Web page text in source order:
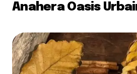
Anahera Oasis